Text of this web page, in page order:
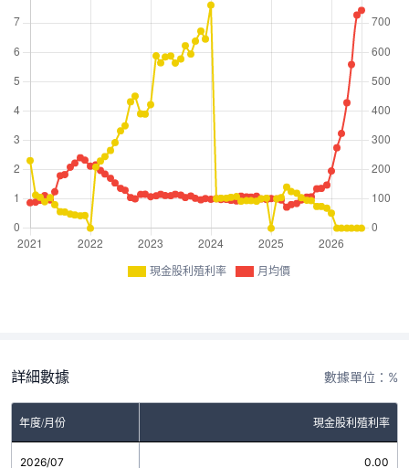
現金股利殖利率 月均價
詳細數據 數據單位：%
年度/月份 現金股利殖利率
2026/07 0.00